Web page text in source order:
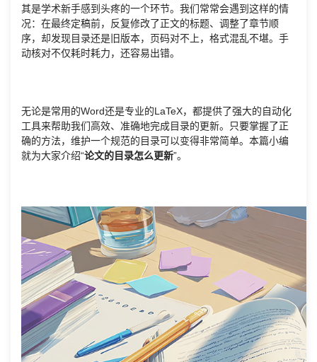
其是学术新手感到头疼的一个环节。我们常常会遇到这样的情
况：在最终定稿前，反复修改了正文的标题、调整了章节顺
序，却发现目录还是旧版本，页码对不上，格式混乱不堪。手
动核对不仅耗时耗力，还容易出错。
无论是常用的Word还是专业的LaTeX，都提供了强大的自动化
工具来帮助我们高效、准确地完成目录的更新。只要掌握了正
确的方法，维护一个规范的目录可以变得非常简单。本篇小编
就为大家介绍“论文的目录怎么更新”。